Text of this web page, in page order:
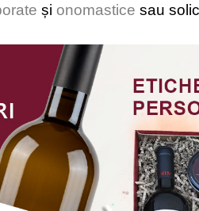
și onomastice sau